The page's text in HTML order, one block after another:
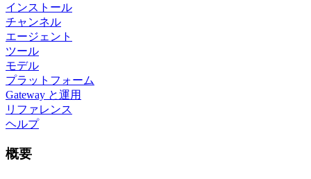
インストール
チャンネル
エージェント
ツール
モデル
プラットフォーム
Gateway と運用
リファレンス
ヘルプ
概要